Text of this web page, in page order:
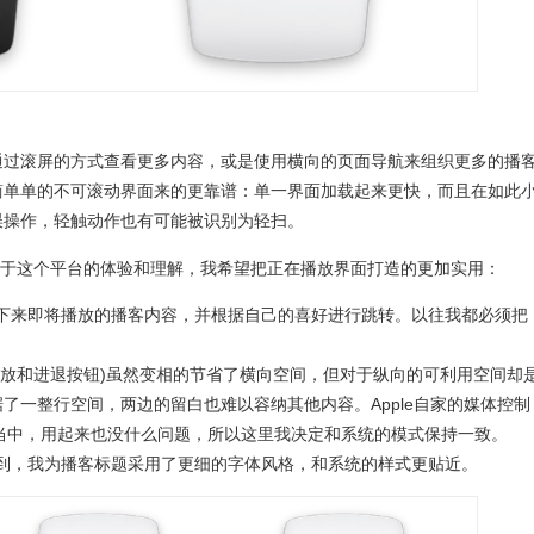
滚屏的方式查看更多内容，或是使用横向的页面导航来组织更多的播
单的不可滚动界面来的更靠谱：单一界面加载起来更快，而且在如此
作，轻触动作也有可能被识别为轻扫。
这个平台的体验和理解，我希望把正在播放界面打造的更加实用：
来即将播放的播客内容，并根据自己的喜好进行跳转。以往我都必须把
和进退按钮)虽然变相的节省了横向空间，但对于纵向的可利用空间却
一整行空间，两边的留白也难以容纳其他内容。Apple自家的媒体控制
，用起来也没什么问题，所以这里我决定和系统的模式保持一致。
我为播客标题采用了更细的字体风格，和系统的样式更贴近。